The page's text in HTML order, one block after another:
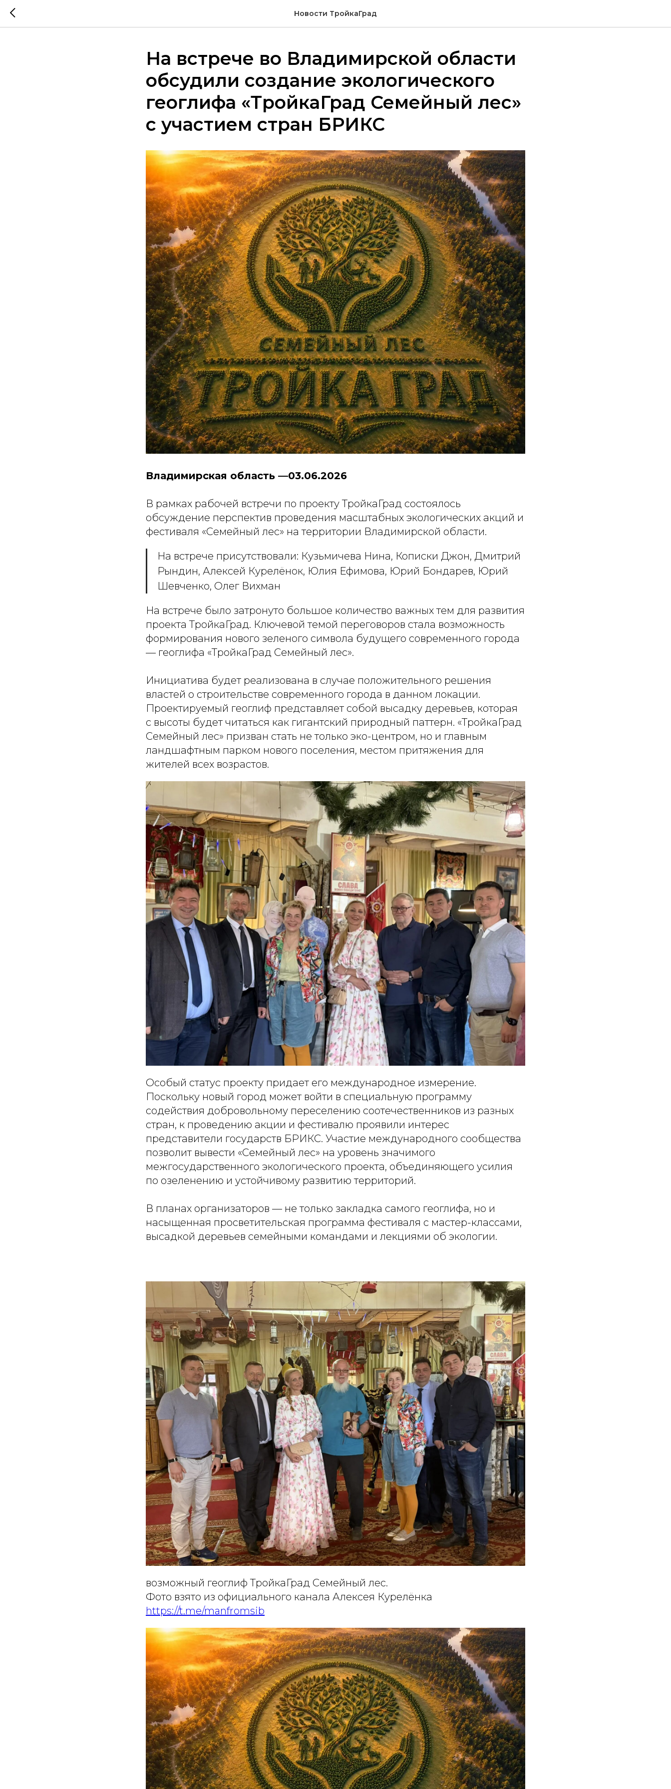
Новости ТройкаГрад
На встрече во Владимирской области
обсудили создание экологического
геоглифа «ТройкаГрад Семейный лес»
с участием стран БРИКС
Владимирская область —03.06.2026
В рамках рабочей встречи по проекту ТройкаГрад состоялось
обсуждение перспектив проведения масштабных экологических акций и
фестиваля «Семейный лес» на территории Владимирской области.
На встрече присутствовали: Кузьмичева Нина, Кописки Джон, Дмитрий
Рындин, Алексей Курелёнок, Юлия Ефимова, Юрий Бондарев, Юрий
Шевченко, Олег Вихман
На встрече было затронуто большое количество важных тем для развития
проекта ТройкаГрад. Ключевой темой переговоров стала возможность
формирования нового зеленого символа будущего современного города
— геоглифа «ТройкаГрад Семейный лес».
Инициатива будет реализована в случае положительного решения
властей о строительстве современного города в данном локации.
Проектируемый геоглиф представляет собой высадку деревьев, которая
с высоты будет читаться как гигантский природный паттерн. «ТройкаГрад
Семейный лес» призван стать не только эко-центром, но и главным
ландшафтным парком нового поселения, местом притяжения для
жителей всех возрастов.
Особый статус проекту придает его международное измерение.
Поскольку новый город может войти в специальную программу
содействия добровольному переселению соотечественников из разных
стран, к проведению акции и фестивалю проявили интерес
представители государств БРИКС. Участие международного сообщества
позволит вывести «Семейный лес» на уровень значимого
межгосударственного экологического проекта, объединяющего усилия
по озеленению и устойчивому развитию территорий.
В планах организаторов — не только закладка самого геоглифа, но и
насыщенная просветительская программа фестиваля с мастер-классами,
высадкой деревьев семейными командами и лекциями об экологии.
возможный геоглиф ТройкаГрад Семейный лес.
Фото взято из официального канала Алексея Курелёнка
https://t.me/manfromsib